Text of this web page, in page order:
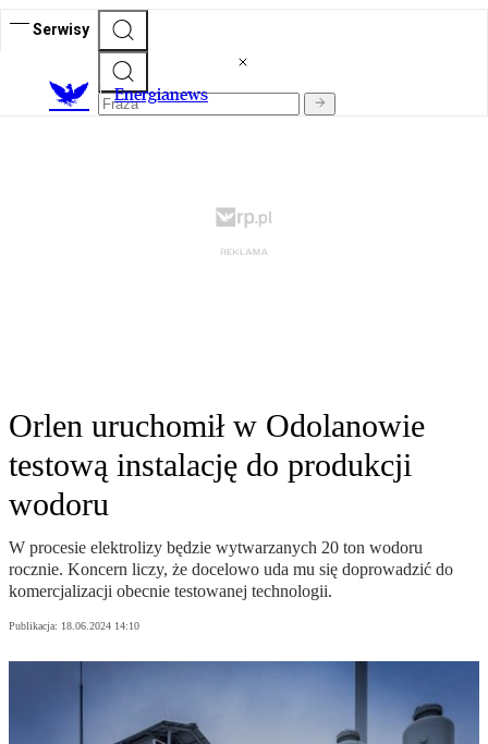
Serwisy
Energianews
Orlen uruchomił w Odolanowie
testową instalację do produkcji
wodoru
W procesie elektrolizy będzie wytwarzanych 20 ton wodoru
rocznie. Koncern liczy, że docelowo uda mu się doprowadzić do
komercjalizacji obecnie testowanej technologii.
Publikacja: 18.06.2024 14:10